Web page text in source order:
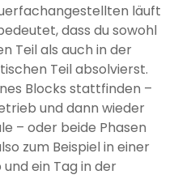
läuft
dass du sowohl
Teil als auch in der
Teil absolvierst.
Blocks stattfinden –
und dann wieder
– oder beide Phasen
zum Beispiel in einer
ein Tag in der